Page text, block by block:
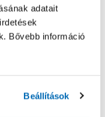
adatait
Bővebb információ
Beállítások